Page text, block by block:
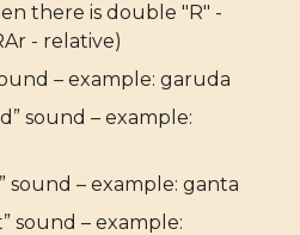
there is double "R" -
- relative)
– example: garuda
sound – example:
sound – example: ganta
sound – example: